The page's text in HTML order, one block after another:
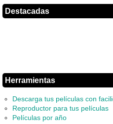
Destacadas
Herramientas
Descarga tus películas con
Reproductor para tus películas
Películas por año